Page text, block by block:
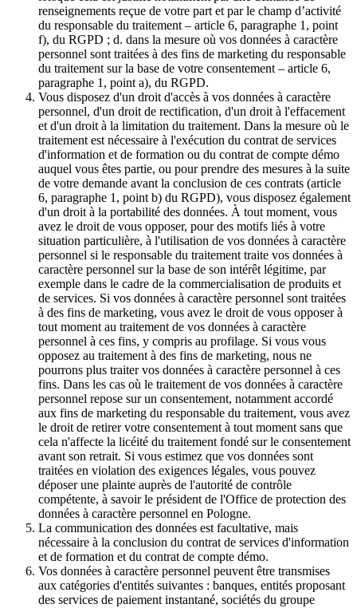
renseignements reçue de votre part et par le champ d’activité
du responsable du traitement – article 6, paragraphe 1, point
f), du RGPD ; d. dans la mesure où vos données à caractère
personnel sont traitées à des fins de marketing du responsable
du traitement sur la base de votre consentement – article 6,
paragraphe 1, point a), du RGPD.
Vous disposez d'un droit d'accès à vos données à caractère
personnel, d'un droit de rectification, d'un droit à l'effacement
et d'un droit à la limitation du traitement. Dans la mesure où le
traitement est nécessaire à l'exécution du contrat de services
d'information et de formation ou du contrat de compte démo
auquel vous êtes partie, ou pour prendre des mesures à la suite
de votre demande avant la conclusion de ces contrats (article
6, paragraphe 1, point b) du RGPD), vous disposez également
d'un droit à la portabilité des données. À tout moment, vous
avez le droit de vous opposer, pour des motifs liés à votre
situation particulière, à l'utilisation de vos données à caractère
personnel si le responsable du traitement traite vos données à
caractère personnel sur la base de son intérêt légitime, par
exemple dans le cadre de la commercialisation de produits et
de services. Si vos données à caractère personnel sont traitées
à des fins de marketing, vous avez le droit de vous opposer à
tout moment au traitement de vos données à caractère
personnel à ces fins, y compris au profilage. Si vous vous
opposez au traitement à des fins de marketing, nous ne
pourrons plus traiter vos données à caractère personnel à ces
fins. Dans les cas où le traitement de vos données à caractère
personnel repose sur un consentement, notamment accordé
aux fins de marketing du responsable du traitement, vous avez
le droit de retirer votre consentement à tout moment sans que
cela n'affecte la licéité du traitement fondé sur le consentement
avant son retrait. Si vous estimez que vos données sont
traitées en violation des exigences légales, vous pouvez
déposer une plainte auprès de l'autorité de contrôle
compétente, à savoir le président de l'Office de protection des
données à caractère personnel en Pologne.
La communication des données est facultative, mais
nécessaire à la conclusion du contrat de services d'information
et de formation et du contrat de compte démo.
Vos données à caractère personnel peuvent être transmises
aux catégories d'entités suivantes : banques, entités proposant
des services de paiement instantané, sociétés du groupe